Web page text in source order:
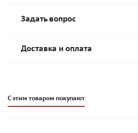
Задать вопрос
Доставка и оплата
С этим товаром покупают